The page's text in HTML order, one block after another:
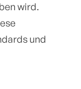
wird.
und